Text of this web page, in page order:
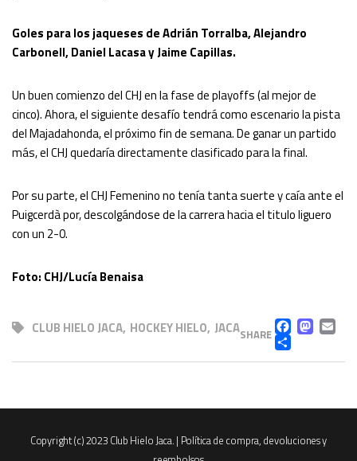
Goles para los jaqueses de Adrián Torralba, Alejandro
Carbonell, Daniel Lacasa y Jaime Capillas.
Un buen comienzo del CHJ en la fase de playoffs (al mejor de
cinco). Ahora, el siguiente desafío tendrá como escenario la pista
del Majadahonda, el próximo fin de semana. De ganar un partido
más, el CHJ quedaría directamente clasificado para la final.
Por su parte, el CHJ Femenino no tenía tanta suerte y caía ante el
Puigcerdà por, descolgándose de la carrera hacia el titulo liguero
con un 2-0.
Foto: CHJ/Lucía Benaisa
CLUB HIELO JACA, HOCKEY HIELO, JACASHARE
Copyright (c) 2023 Club Hielo Jaca. | Política de compra, devoluciones y